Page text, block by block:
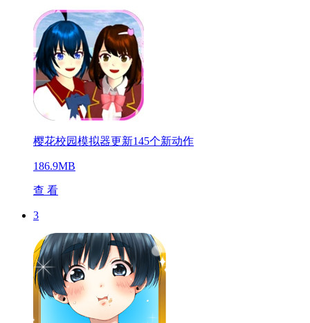
樱花校园模拟器更新145个新动作
186.9MB
查 看
3